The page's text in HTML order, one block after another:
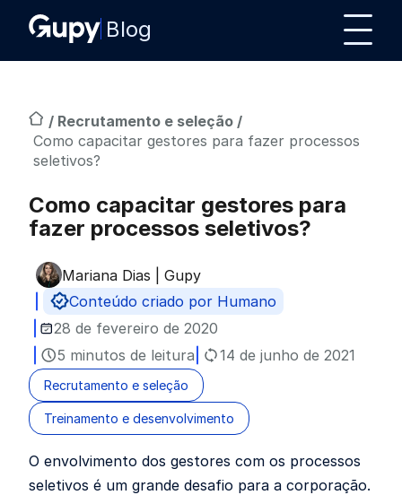
Blog
/ Recrutamento e seleção /
Como capacitar gestores para fazer processos
seletivos?
Como capacitar gestores para
fazer processos seletivos?
Publicado por
Mariana Dias | Gupy
Conteúdo criado por Humano
28 de fevereiro de 2020
5 minutos de leitura
14 de junho de 2021
Recrutamento e seleção
Treinamento e desenvolvimento
O envolvimento dos gestores com os processos
seletivos é um grande desafio para a corporação.